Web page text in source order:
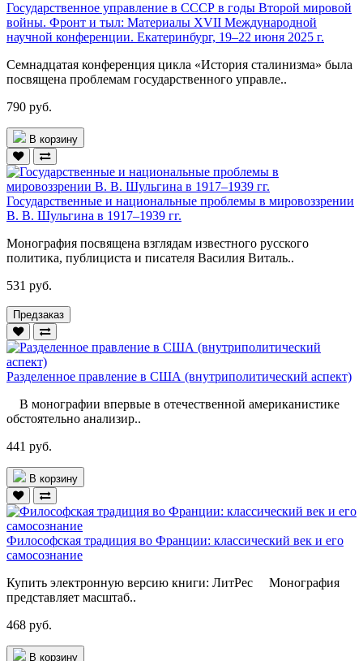
Государственное управление в СССР в годы Второй мировой
войны. Фронт и тыл: Материалы XVII Международной
научной конференции. Екатеринбург, 19–22 июня 2025 г.
Семнадцатая конференция цикла «История сталинизма» была
посвящена проблемам государственного управле..
790 руб.
В корзину
Государственные и национальные проблемы в мировоззрении
В. В. Шульгина в 1917–1939 гг.
Монография посвящена взглядам известного русского
политика, публициста и писателя Василия Виталь..
531 руб.
Предзаказ
Разделенное правление в США (внутриполитический аспект)
В монографии впервые в отечественной американистике
обстоятельно анализир..
441 руб.
В корзину
Философская традиция во Франции: классический век и его
самосознание
Купить электронную версию книги: ЛитРес Монография
представляет масштаб..
468 руб.
В корзину